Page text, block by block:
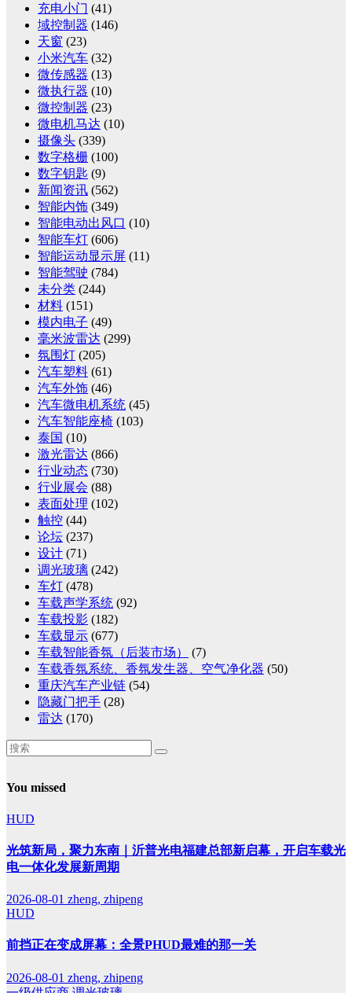
充电小门 (41)
域控制器 (146)
天窗 (23)
小米汽车 (32)
微传感器 (13)
微执行器 (10)
微控制器 (23)
微电机马达 (10)
摄像头 (339)
数字格栅 (100)
数字钥匙 (9)
新闻资讯 (562)
智能内饰 (349)
智能电动出风口 (10)
智能车灯 (606)
智能运动显示屏 (11)
智能驾驶 (784)
未分类 (244)
材料 (151)
模内电子 (49)
毫米波雷达 (299)
氛围灯 (205)
汽车塑料 (61)
汽车外饰 (46)
汽车微电机系统 (45)
汽车智能座椅 (103)
泰国 (10)
激光雷达 (866)
行业动态 (730)
行业展会 (88)
表面处理 (102)
触控 (44)
论坛 (237)
设计 (71)
调光玻璃 (242)
车灯 (478)
车载声学系统 (92)
车载投影 (182)
车载显示 (677)
车载智能香氛（后装市场）
(7)
车载香氛系统、香氛发生器、空气净化器 (50)
重庆汽车产业链 (54)
隐藏门把手 (28)
雷达 (170)
You missed
HUD
光筑新局，聚力东南｜沂普光电福建总部新启幕，开启车载光
电一体化发展新周期
2026-08-01 zheng, zhipeng
HUD
前挡正在变成屏幕：全景PHUD最难的那一关
2026-08-01 zheng, zhipeng